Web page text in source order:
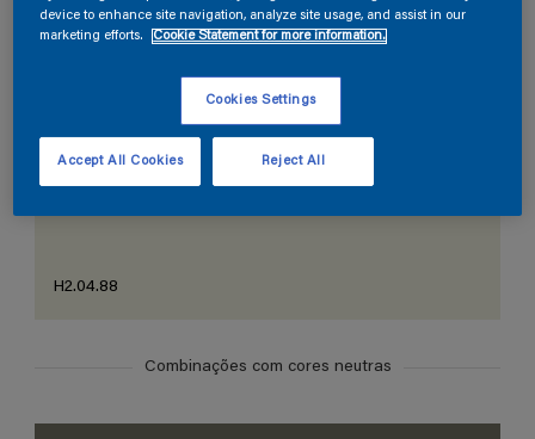
H2.04.88
Combinações com cores neutras
device to enhance site navigation, analyze site usage, and assist in our
marketing efforts.
Cookie Statement for more information.
Cookies Settings
Reject All
Accept All Cookies